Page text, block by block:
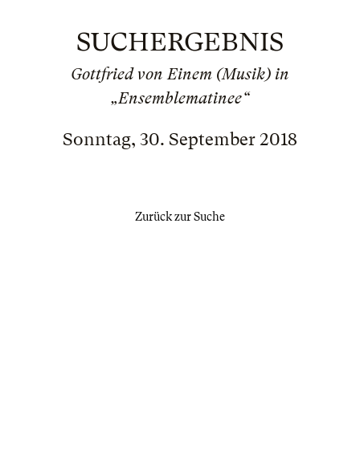
SUCHERGEBNIS
Gottfried von Einem (Musik) in
„Ensemblematinee“
Sonntag, 30. September 2018
Zurück zur Suche